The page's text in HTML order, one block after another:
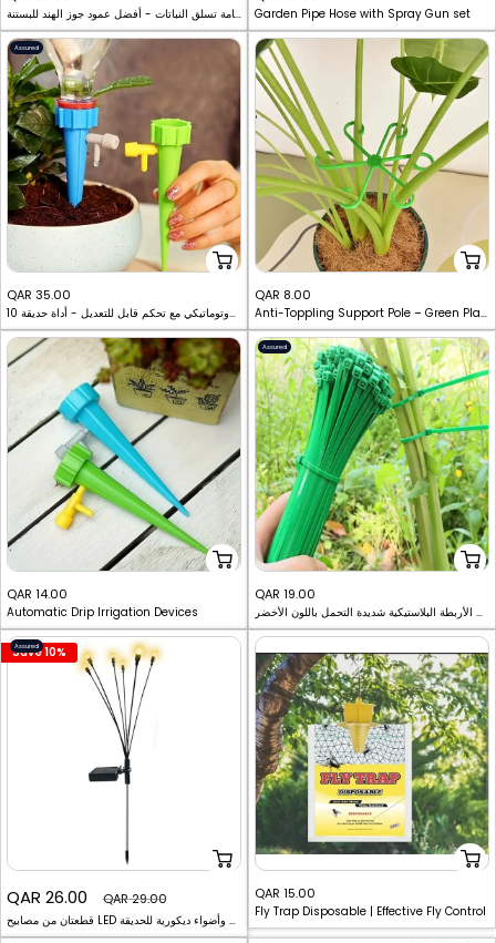
price
دعامة تسلق النباتات - أفضل عمود جوز الهند للبستنة
price
Garden Pipe Hose with Spray Gun set
Assured
Sale
price
QAR 35.00
10 قطع من نظام ري النباتات الأوتوماتيكي مع تحكم قابل للتعديل - أداة حديقة
Sale
price
QAR 8.00
Anti-Toppling Support Pole – Green Plant Fixator for Flowers, Hydroponic, and Potted Plants
Sale
price
QAR 14.00
Automatic Drip Irrigation Devices
Assured
Sale
price
QAR 19.00
أربطة بلاستيكية للحدائق - 100 قطعة من الأربطة البلاستيكية شديدة التحمل باللون الأخضر
Save 10%
Assured
Sale
price
QAR 26.00
Regular
price
QAR 29.00
قطعتان من مصابيح LED الشمسية المقاومة للماء في الهواء الطلق وأضواء ديكورية للحديقة
Sale
price
QAR 15.00
Fly Trap Disposable | Effective Fly Control